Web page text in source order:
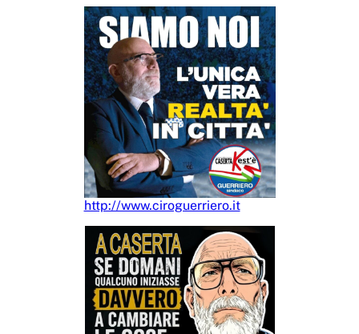
http://www.ciroguerriero.it